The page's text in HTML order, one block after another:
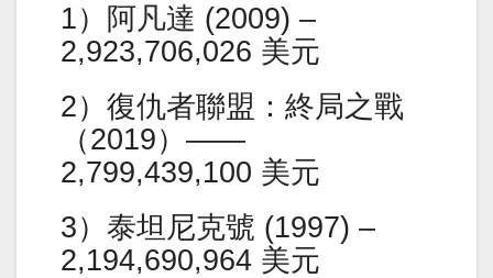
1）阿凡達 (2009) –
2,923,706,026 美元
2）復仇者聯盟：終局之戰
（2019）——
2,799,439,100 美元
3）泰坦尼克號 (1997) –
2,194,690,964 美元